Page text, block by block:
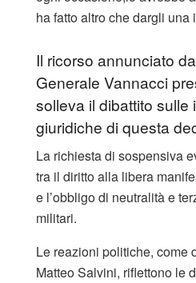
ha fatto altro che dargli una
Il ricorso annunciato
Generale Vannacci
solleva il dibattito sulle
giuridiche di questa
La richiesta di sospensiva
tra il diritto alla libera
e l’obbligo di neutralità e
militari.
Le reazioni politiche, come
Matteo Salvini, riflettono le